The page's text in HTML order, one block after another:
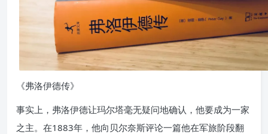
《弗洛伊德传》
事实上，弗洛伊德让玛尔塔毫无疑问地确认，他要成为一家
之主。在1883年，他向贝尔奈斯评论一篇他在军旅阶段翻